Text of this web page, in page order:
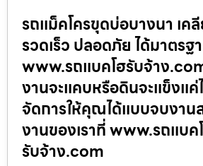
รถแม็คโครขุดบ่อบางนา เค
รวดเร็ว ปลอดภัย ได้มาตรฐ
www.รถแบคโฮรับจ้าง
งานจะแคบหรือดินจะแข็งแค่
จัดการให้คุณได้แบบจบงาน
งานของเราที่ www.รถแบค
รับจ้าง.com